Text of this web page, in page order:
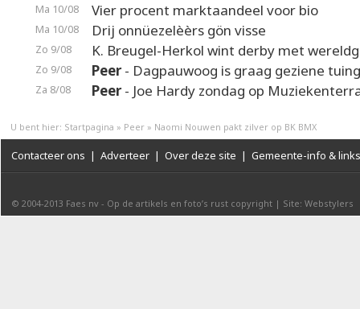
Ma 10/08 Vier procent marktaandeel voor bio
Ma 10/08 Drij onnüezelèèrs gön visse
Zo 9/08 K. Breugel-Herkol wint derby met
Zo 9/08 Peer- Dagpauwoog is graag geziene
Za 8/08 Peer- Joe Hardy zondag op
U bent hier: Startpagina » Peer » Naomi Nouwen pakt zilver op BK BMX
Contacteer ons | Adverteer | Over deze site | Gemeente-info & links
© 2004-2013 Faes nv - Op de artikels en foto’s rust copyright | Site: Webstylers